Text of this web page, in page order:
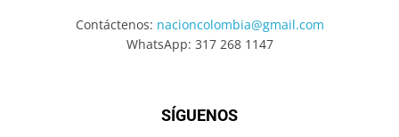
Contáctenos: nacioncolombia@gmail.com
WhatsApp: 317 268 1147
SÍGUENOS